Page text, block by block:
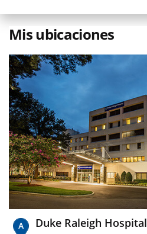
Mis ubicaciones
Duke Raleigh Hospital